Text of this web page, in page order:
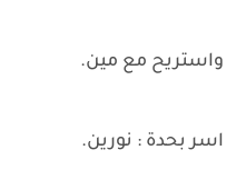
واستريح مع مين.
اسر بحدة : نورين.